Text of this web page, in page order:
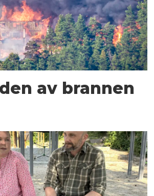
av brannen